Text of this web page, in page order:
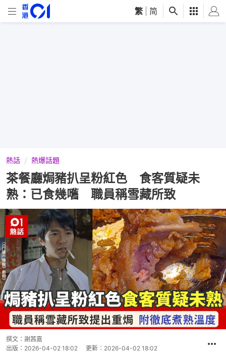
繁 简
熱話 熱爆話題
茶餐廳焗豬扒呈粉紅色 食客質疑未
熟：已食幾嚿 職員稱雪藏所致
撰文： 謝茜嘉
出版： 2026-04-02 18:02 更新： 2026-04-02 18:02